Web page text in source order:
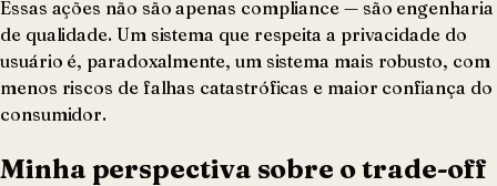
Essas ações não são apenas compliance — são engenharia
de qualidade. Um sistema que respeita a privacidade do
usuário é, paradoxalmente, um sistema mais robusto, com
menos riscos de falhas catastróficas e maior confiança do
consumidor.
Minha perspectiva sobre o trade-off